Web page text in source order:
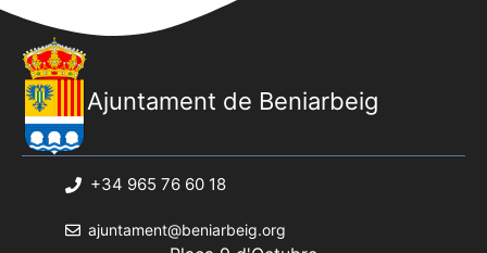
Ajuntament de Beniarbeig
+34 965 76 60 18
ajuntament@beniarbeig.org